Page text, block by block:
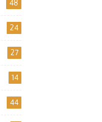
48
24
27
14
44